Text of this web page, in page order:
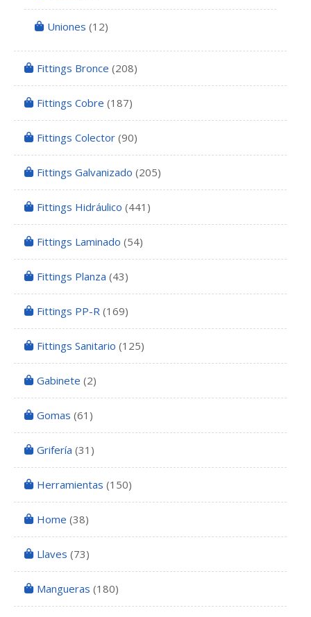
Uniones (12)
Fittings Bronce (208)
Fittings Cobre (187)
Fittings Colector (90)
Fittings Galvanizado (205)
Fittings Hidráulico (441)
Fittings Laminado (54)
Fittings Planza (43)
Fittings PP-R (169)
Fittings Sanitario (125)
Gabinete (2)
Gomas (61)
Grifería (31)
Herramientas (150)
Home (38)
Llaves (73)
Mangueras (180)